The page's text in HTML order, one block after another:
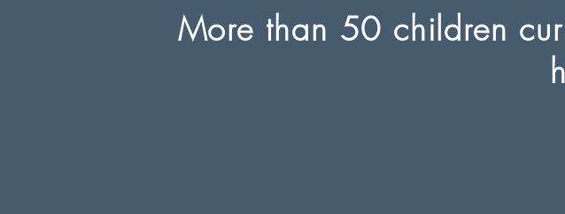
More than 50 children